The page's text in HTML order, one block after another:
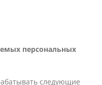
персональных
следующие